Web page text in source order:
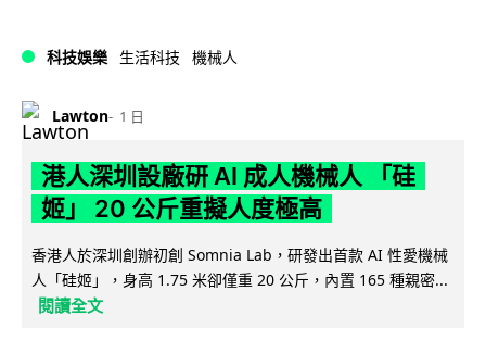
科技娛樂 生活科技 機械人
Lawton 1 日
港人深圳設廠研 AI 成人機械人 「硅
姬」 20 公斤重擬人度極高
香港人於深圳創辦初創 Somnia Lab，研發出首款 AI 性愛機械
人「硅姬」，身高 1.75 米卻僅重 20 公斤，內置 165 種親密...
閱讀全文